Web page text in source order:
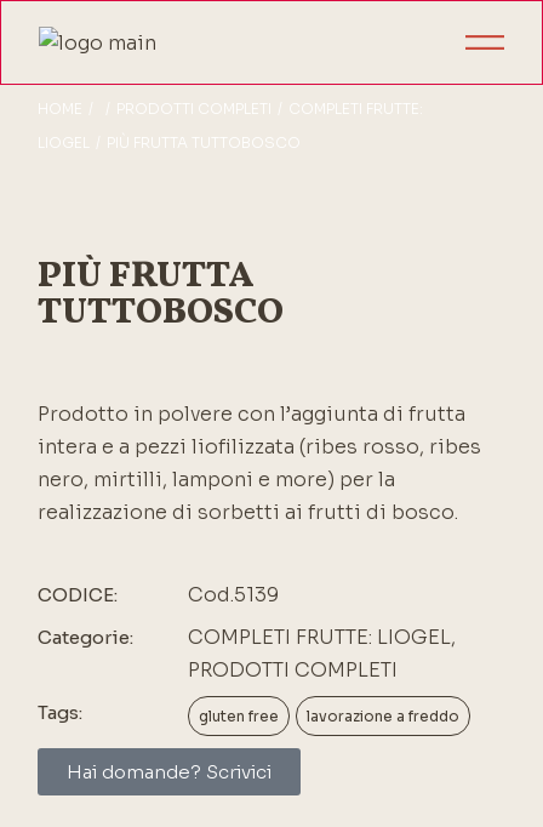
HOME PRODOTTI COMPLETI
COMPLETI FRUTTE:
LIOGEL
PIÙ FRUTTA TUTTOBOSCO
PIÙ FRUTTA
TUTTOBOSCO
Prodotto in polvere con l’aggiunta di frutta
intera e a pezzi liofilizzata (ribes rosso, ribes
nero, mirtilli, lamponi e more) per la
realizzazione di sorbetti ai frutti di bosco.
CODICE: Cod.5139
Categorie: COMPLETI FRUTTE: LIOGEL,
PRODOTTI COMPLETI
Tags: gluten free lavorazione a freddo
Hai domande? Scrivici